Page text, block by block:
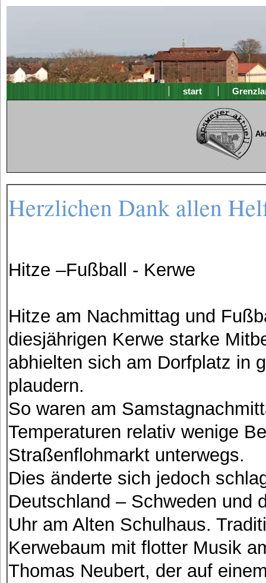
start
Herzlichen Dank allen
Hitze –Fußball - Kerwe
Hitze am Nachmittag und
diesjährigen Kerwe starke
abhielten sich am Dorfplatz in
plaudern.
So waren am
Temperaturen relativ wenige
Straßenflohmarkt unterwegs.
Dies änderte sich jedoch
Deutschland – Schweden und
Uhr am Alten Schulhaus.
Kerwebaum mit flotter Musik
Thomas Neubert, der auf